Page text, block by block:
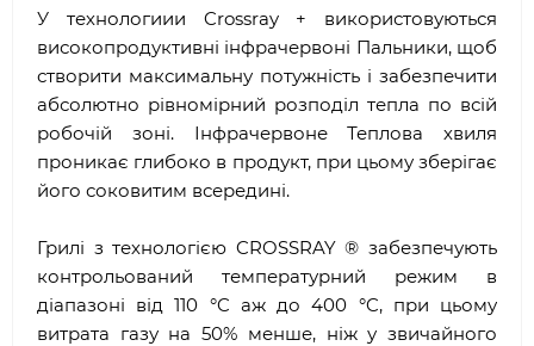
У технологиии Crossray + використовуються
високопродуктивні інфрачервоні Пальники, щоб
створити максимальну потужність і забезпечити
абсолютно рівномірний розподіл тепла по всій
робочій зоні. Інфрачервоне Теплова хвиля
проникає глибоко в продукт, при цьому зберігає
його соковитим всередині.
Грилі з технологією CROSSRAY ® забезпечують
контрольований температурний режим в
діапазоні від 110 °C аж до 400 °C, при цьому
витрата газу на 50% менше, ніж у звичайного